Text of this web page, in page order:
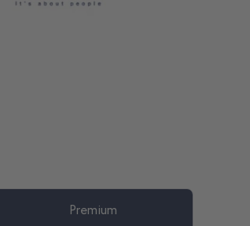
Premium